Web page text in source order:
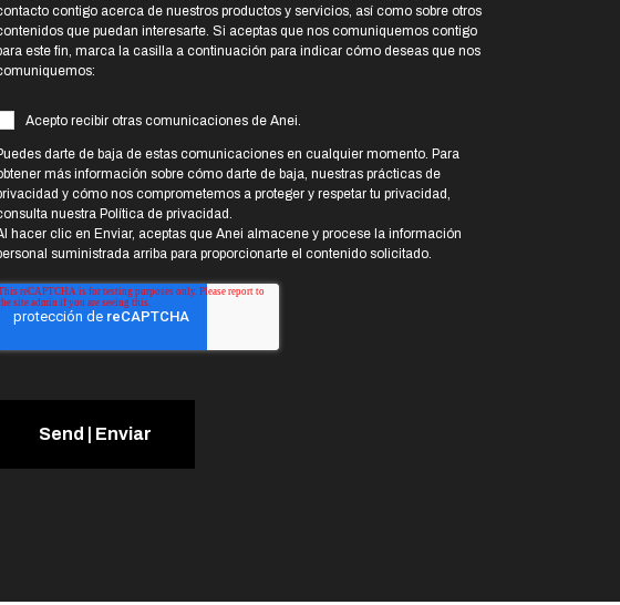
contigo acerca de nuestros productos y servicios, así como sobre otros
que puedan interesarte. Si aceptas que nos comuniquemos contigo
este fin, marca la casilla a continuación para indicar cómo deseas que nos
Acepto recibir otras comunicaciones de Anei.
darte de baja de estas comunicaciones en cualquier momento. Para
más información sobre cómo darte de baja, nuestras prácticas de
y cómo nos comprometemos a proteger y respetar tu privacidad,
nuestra Política de privacidad.
hacer clic en Enviar, aceptas que Anei almacene y procese la información
suministrada arriba para proporcionarte el contenido solicitado.